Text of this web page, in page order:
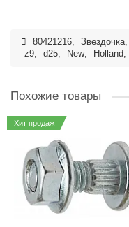
80421216, Звездочка,
z9, d25, New, Holland,
Похожие товары
Хит продаж